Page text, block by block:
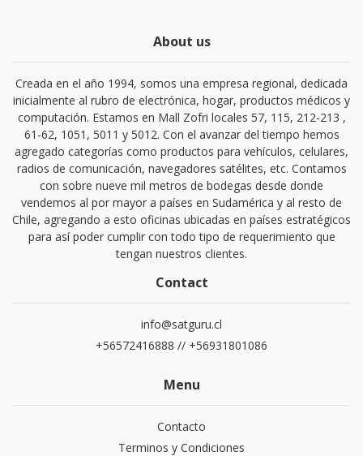
About us
Creada en el año 1994, somos una empresa regional, dedicada
inicialmente al rubro de electrónica, hogar, productos médicos y
computación. Estamos en Mall Zofri locales 57, 115, 212-213 ,
61-62, 1051, 5011 y 5012. Con el avanzar del tiempo hemos
agregado categorías como productos para vehículos, celulares,
radios de comunicación, navegadores satélites, etc. Contamos
con sobre nueve mil metros de bodegas desde donde
vendemos al por mayor a países en Sudamérica y al resto de
Chile, agregando a esto oficinas ubicadas en países estratégicos
para así poder cumplir con todo tipo de requerimiento que
tengan nuestros clientes.
Contact
info@satguru.cl
+56572416888 // +56931801086
Menu
Contacto
Terminos y Condiciones